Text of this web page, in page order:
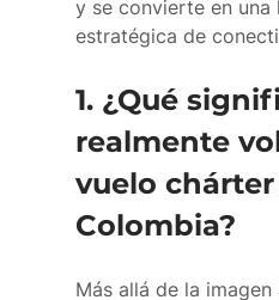
y se convierte en una
estratégica de
1. ¿Qué
realmente
vuelo chárter
Colombia?
Más allá de la